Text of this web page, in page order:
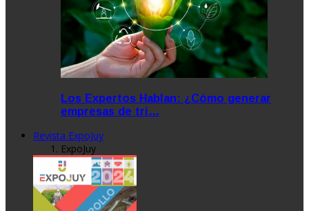
Los Expertos Hablan: ¿Cómo generar
empresas de tri…
Revista ExpoJuy
ExpoJuy